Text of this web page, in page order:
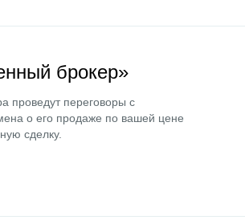
брокер»
проведут переговоры с
о его продаже по вашей цене
сделку.